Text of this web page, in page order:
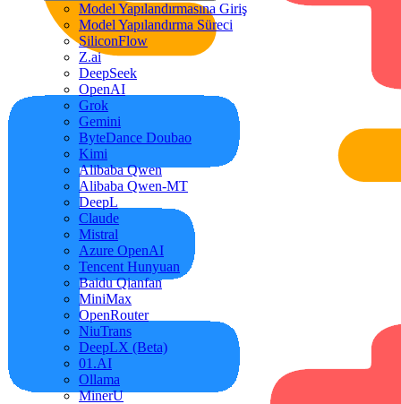
Model Yapılandırmasına Giriş
Model Yapılandırma Süreci
SiliconFlow
Z.ai
DeepSeek
OpenAI
Grok
Gemini
ByteDance Doubao
Kimi
Alibaba Qwen
Alibaba Qwen-MT
DeepL
Claude
Mistral
Azure OpenAI
Tencent Hunyuan
Baidu Qianfan
MiniMax
OpenRouter
NiuTrans
DeepLX (Beta)
01.AI
Ollama
MinerU